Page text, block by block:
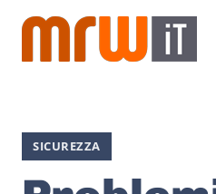
SICUREZZA